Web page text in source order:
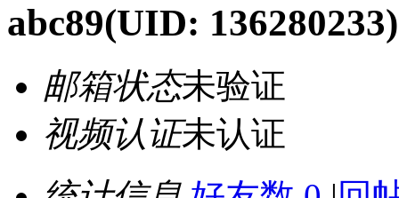
abc89(UID: 136280233)
邮箱状态未验证
视频认证未认证